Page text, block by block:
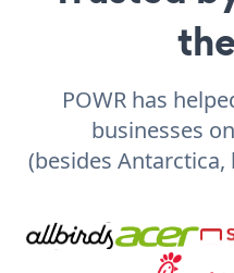
POWR has
businesses
(besides